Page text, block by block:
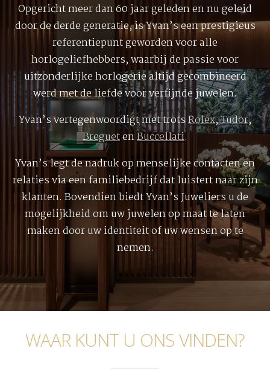
Opgericht meer dan 60 jaar geleden en nu geleid
door de derde generatie, is Yvan’s een prestigieus
referentiepunt geworden voor alle
horlogeliefhebbers, waarbij de passie voor
uitzonderlijke horlogerie altijd gecombineerd
werd met de liefde voor verfijnde juwelen.
Yvan’s vertegenwoordigt met trotsRolex,Tudor,
BreguetenBuccellati.
Yvan’s legt de nadruk op menselijke contacten en
relaties via een familiebedrijf dat luistert naar zijn
klanten. Bovendien biedt Yvan’s Juweliers u de
mogelijkheid om uw juwelen op maat te laten
maken door uw identiteit of uw wensen op te
nemen.
WAAR KUNT U ONS VINDEN?